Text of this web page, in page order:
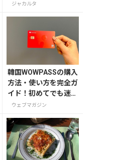
ジャカルタ
韓国WOWPASSの購入
方法・使い方を完全ガ
イド！初めてでも迷わ
ない
ウェブマガジン